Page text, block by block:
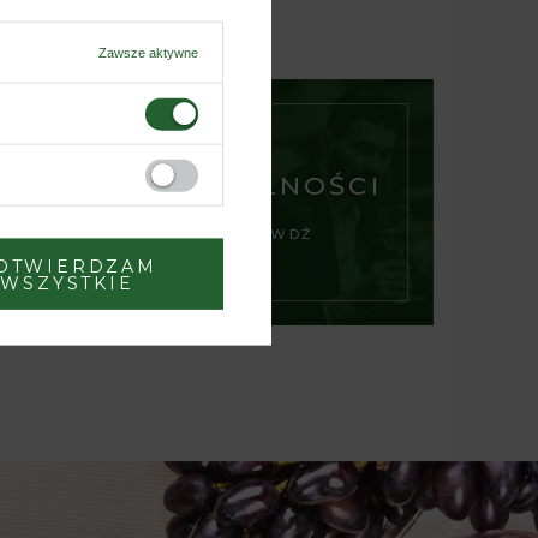
AKTUALNOŚCI
SPRAWDŹ
Zawsze aktywne
WSZYSTKIE